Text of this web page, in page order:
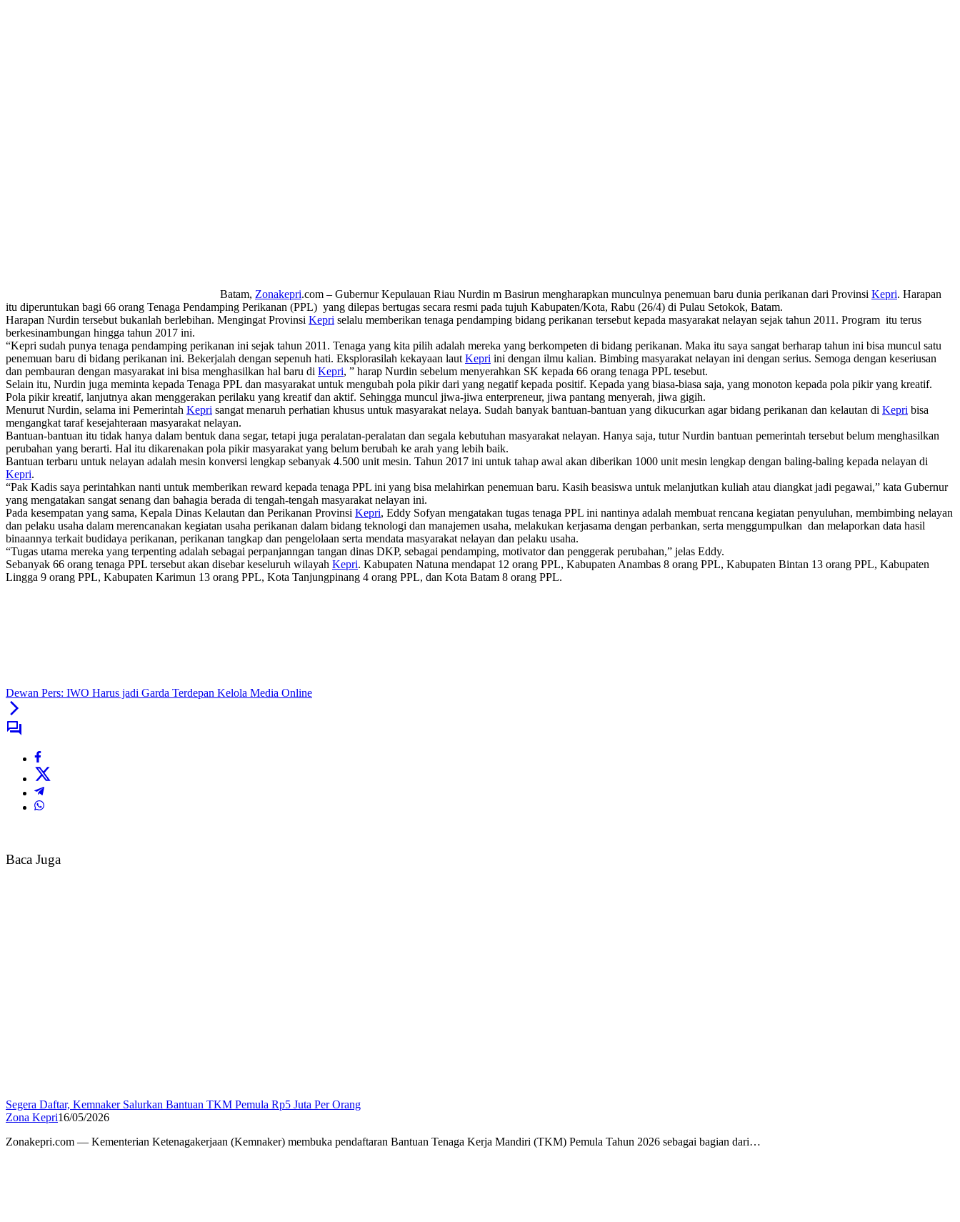
Batam, Zonakepri.com – Gubernur Kepulauan Riau Nurdin m Basirun mengharapkan munculnya penemuan baru dunia perikanan dari Provinsi Kepri. Harapan
itu diperuntukan bagi 66 orang Tenaga Pendamping Perikanan (PPL) yang dilepas bertugas secara resmi pada tujuh Kabupaten/Kota, Rabu (26/4) di Pulau Setokok, Batam.
Harapan Nurdin tersebut bukanlah berlebihan. Mengingat Provinsi Kepri selalu memberikan tenaga pendamping bidang perikanan tersebut kepada masyarakat nelayan sejak tahun 2011. Program itu terus
berkesinambungan hingga tahun 2017 ini.
“Kepri sudah punya tenaga pendamping perikanan ini sejak tahun 2011. Tenaga yang kita pilih adalah mereka yang berkompeten di bidang perikanan. Maka itu saya sangat berharap tahun ini bisa muncul satu
penemuan baru di bidang perikanan ini. Bekerjalah dengan sepenuh hati. Eksplorasilah kekayaan laut Kepri ini dengan ilmu kalian. Bimbing masyarakat nelayan ini dengan serius. Semoga dengan keseriusan
dan pembauran dengan masyarakat ini bisa menghasilkan hal baru di Kepri, ” harap Nurdin sebelum menyerahkan SK kepada 66 orang tenaga PPL tesebut.
Selain itu, Nurdin juga meminta kepada Tenaga PPL dan masyarakat untuk mengubah pola pikir dari yang negatif kepada positif. Kepada yang biasa-biasa saja, yang monoton kepada pola pikir yang kreatif.
Pola pikir kreatif, lanjutnya akan menggerakan perilaku yang kreatif dan aktif. Sehingga muncul jiwa-jiwa enterpreneur, jiwa pantang menyerah, jiwa gigih.
Menurut Nurdin, selama ini Pemerintah Kepri sangat menaruh perhatian khusus untuk masyarakat nelaya. Sudah banyak bantuan-bantuan yang dikucurkan agar bidang perikanan dan kelautan di Kepri bisa
mengangkat taraf kesejahteraan masyarakat nelayan.
Bantuan-bantuan itu tidak hanya dalam bentuk dana segar, tetapi juga peralatan-peralatan dan segala kebutuhan masyarakat nelayan. Hanya saja, tutur Nurdin bantuan pemerintah tersebut belum menghasilkan
perubahan yang berarti. Hal itu dikarenakan pola pikir masyarakat yang belum berubah ke arah yang lebih baik.
Bantuan terbaru untuk nelayan adalah mesin konversi lengkap sebanyak 4.500 unit mesin. Tahun 2017 ini untuk tahap awal akan diberikan 1000 unit mesin lengkap dengan baling-baling kepada nelayan di
Kepri.
“Pak Kadis saya perintahkan nanti untuk memberikan reward kepada tenaga PPL ini yang bisa melahirkan penemuan baru. Kasih beasiswa untuk melanjutkan kuliah atau diangkat jadi pegawai,” kata Gubernur
yang mengatakan sangat senang dan bahagia berada di tengah-tengah masyarakat nelayan ini.
Pada kesempatan yang sama, Kepala Dinas Kelautan dan Perikanan Provinsi Kepri, Eddy Sofyan mengatakan tugas tenaga PPL ini nantinya adalah membuat rencana kegiatan penyuluhan, membimbing nelayan
dan pelaku usaha dalam merencanakan kegiatan usaha perikanan dalam bidang teknologi dan manajemen usaha, melakukan kerjasama dengan perbankan, serta menggumpulkan dan melaporkan data hasil
binaannya terkait budidaya perikanan, perikanan tangkap dan pengelolaan serta mendata masyarakat nelayan dan pelaku usaha.
“Tugas utama mereka yang terpenting adalah sebagai perpanjanngan tangan dinas DKP, sebagai pendamping, motivator dan penggerak perubahan,” jelas Eddy.
Sebanyak 66 orang tenaga PPL tersebut akan disebar keseluruh wilayah Kepri. Kabupaten Natuna mendapat 12 orang PPL, Kabupaten Anambas 8 orang PPL, Kabupaten Bintan 13 orang PPL, Kabupaten
Lingga 9 orang PPL, Kabupaten Karimun 13 orang PPL, Kota Tanjungpinang 4 orang PPL, dan Kota Batam 8 orang PPL.
Dewan Pers: IWO Harus jadi Garda Terdepan Kelola Media Online
Baca Juga
Segera Daftar, Kemnaker Salurkan Bantuan TKM Pemula Rp5 Juta Per Orang
Zona Kepri16/05/2026
Zonakepri.com — Kementerian Ketenagakerjaan (Kemnaker) membuka pendaftaran Bantuan Tenaga Kerja Mandiri (TKM) Pemula Tahun 2026 sebagai bagian dari…